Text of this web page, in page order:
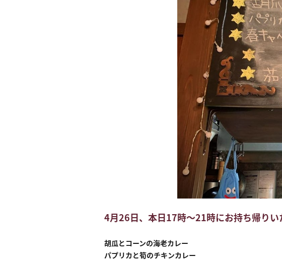
4月26日、本日17時〜21時にお持ち帰り
胡瓜とコーンの海老カレー
パプリカと筍のチキンカレー